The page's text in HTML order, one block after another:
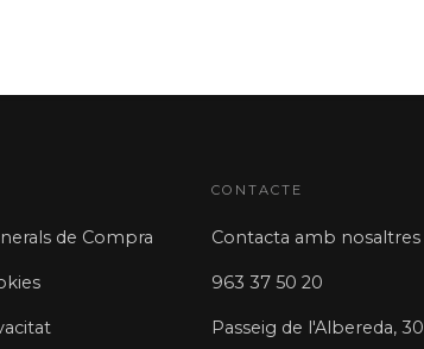
de Compra
CONTACTE
Contacta amb nosaltres
963 37 50 20
Passeig de l'Albereda, 30